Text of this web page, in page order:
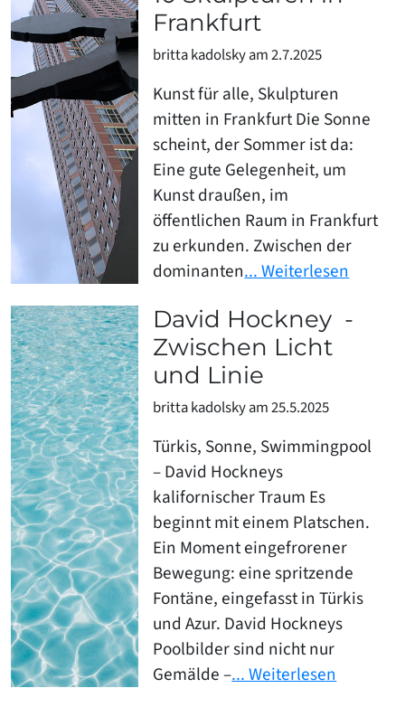
Frankfurt
britta kadolsky am 2.7.2025
Kunst für alle, Skulpturen
mitten in Frankfurt Die Sonne
scheint, der Sommer ist da:
Eine gute Gelegenheit, um
Kunst draußen, im
öffentlichen Raum in Frankfurt
zu erkunden. Zwischen der
dominanten... Weiterlesen
David Hockney -
Zwischen Licht
und Linie
britta kadolsky am 25.5.2025
Türkis, Sonne, Swimmingpool
– David Hockneys
kalifornischer Traum Es
beginnt mit einem Platschen.
Ein Moment eingefrorener
Bewegung: eine spritzende
Fontäne, eingefasst in Türkis
und Azur. David Hockneys
Poolbilder sind nicht nur
Gemälde –... Weiterlesen